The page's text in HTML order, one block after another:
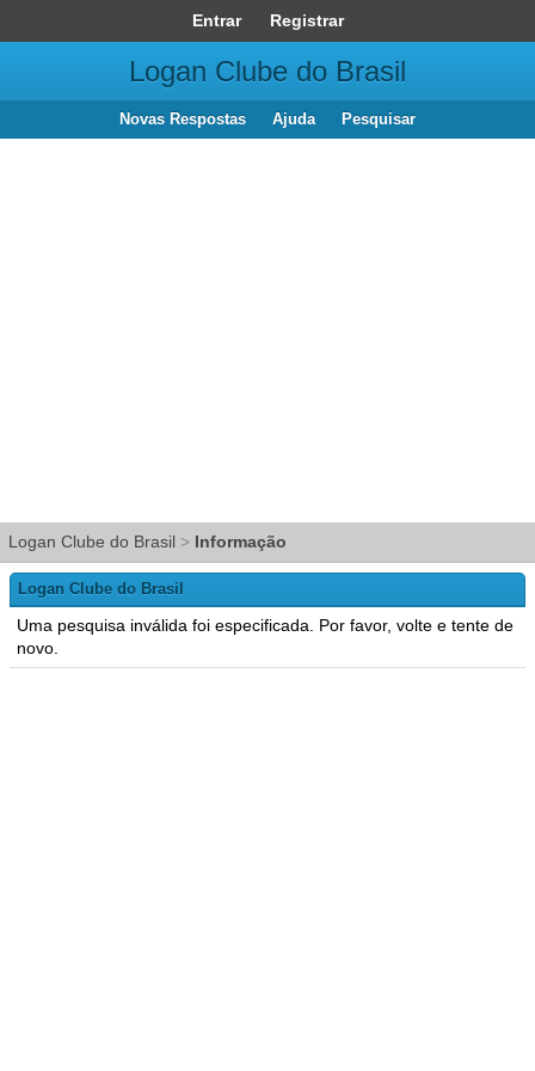
Entrar Registrar
Logan Clube do Brasil
Novas Respostas Ajuda Pesquisar
Logan Clube do Brasil > Informação
Logan Clube do Brasil
Uma pesquisa inválida foi especificada. Por favor, volte e tente de
novo.